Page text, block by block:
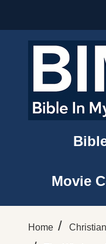
Movie
Home /